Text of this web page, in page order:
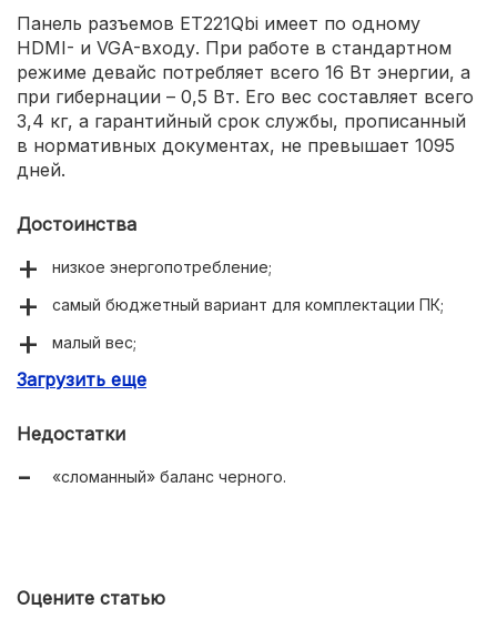
Панель разъемов ET221Qbi имеет по одному
HDMI- и VGA-входу. При работе в стандартном
режиме девайс потребляет всего 16 Вт энергии, а
при гибернации – 0,5 Вт. Его вес составляет всего
3,4 кг, а гарантийный срок службы, прописанный
в нормативных документах, не превышает 1095
дней.
Достоинства
низкое энергопотребление;
самый бюджетный вариант для комплектации ПК;
малый вес;
система Flicker-Free.
Загрузить еще
Недостатки
«сломанный» баланс черного.
Оцените статью